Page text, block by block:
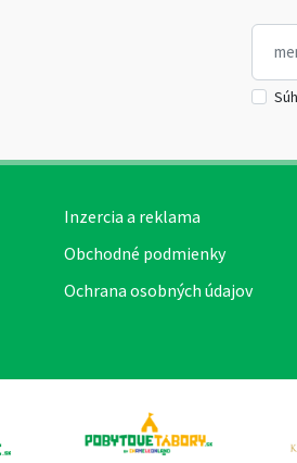
Inzercia a reklama
Obchodné podmienky
Ochrana osobných údajov